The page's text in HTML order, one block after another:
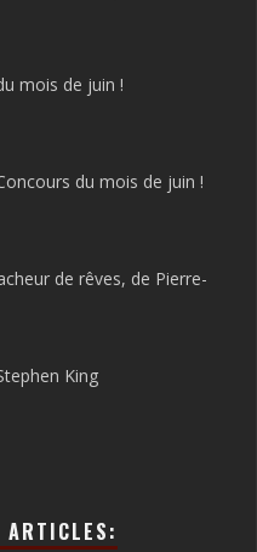
mois de juin !
du mois de juin !
de rêves, de Pierre-
King
ARTICLES: